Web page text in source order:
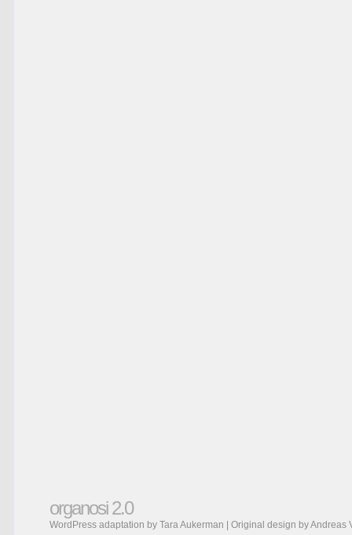
organosi 2.0
WordPress adaptation by Tara Aukerman | Original design byAndreas